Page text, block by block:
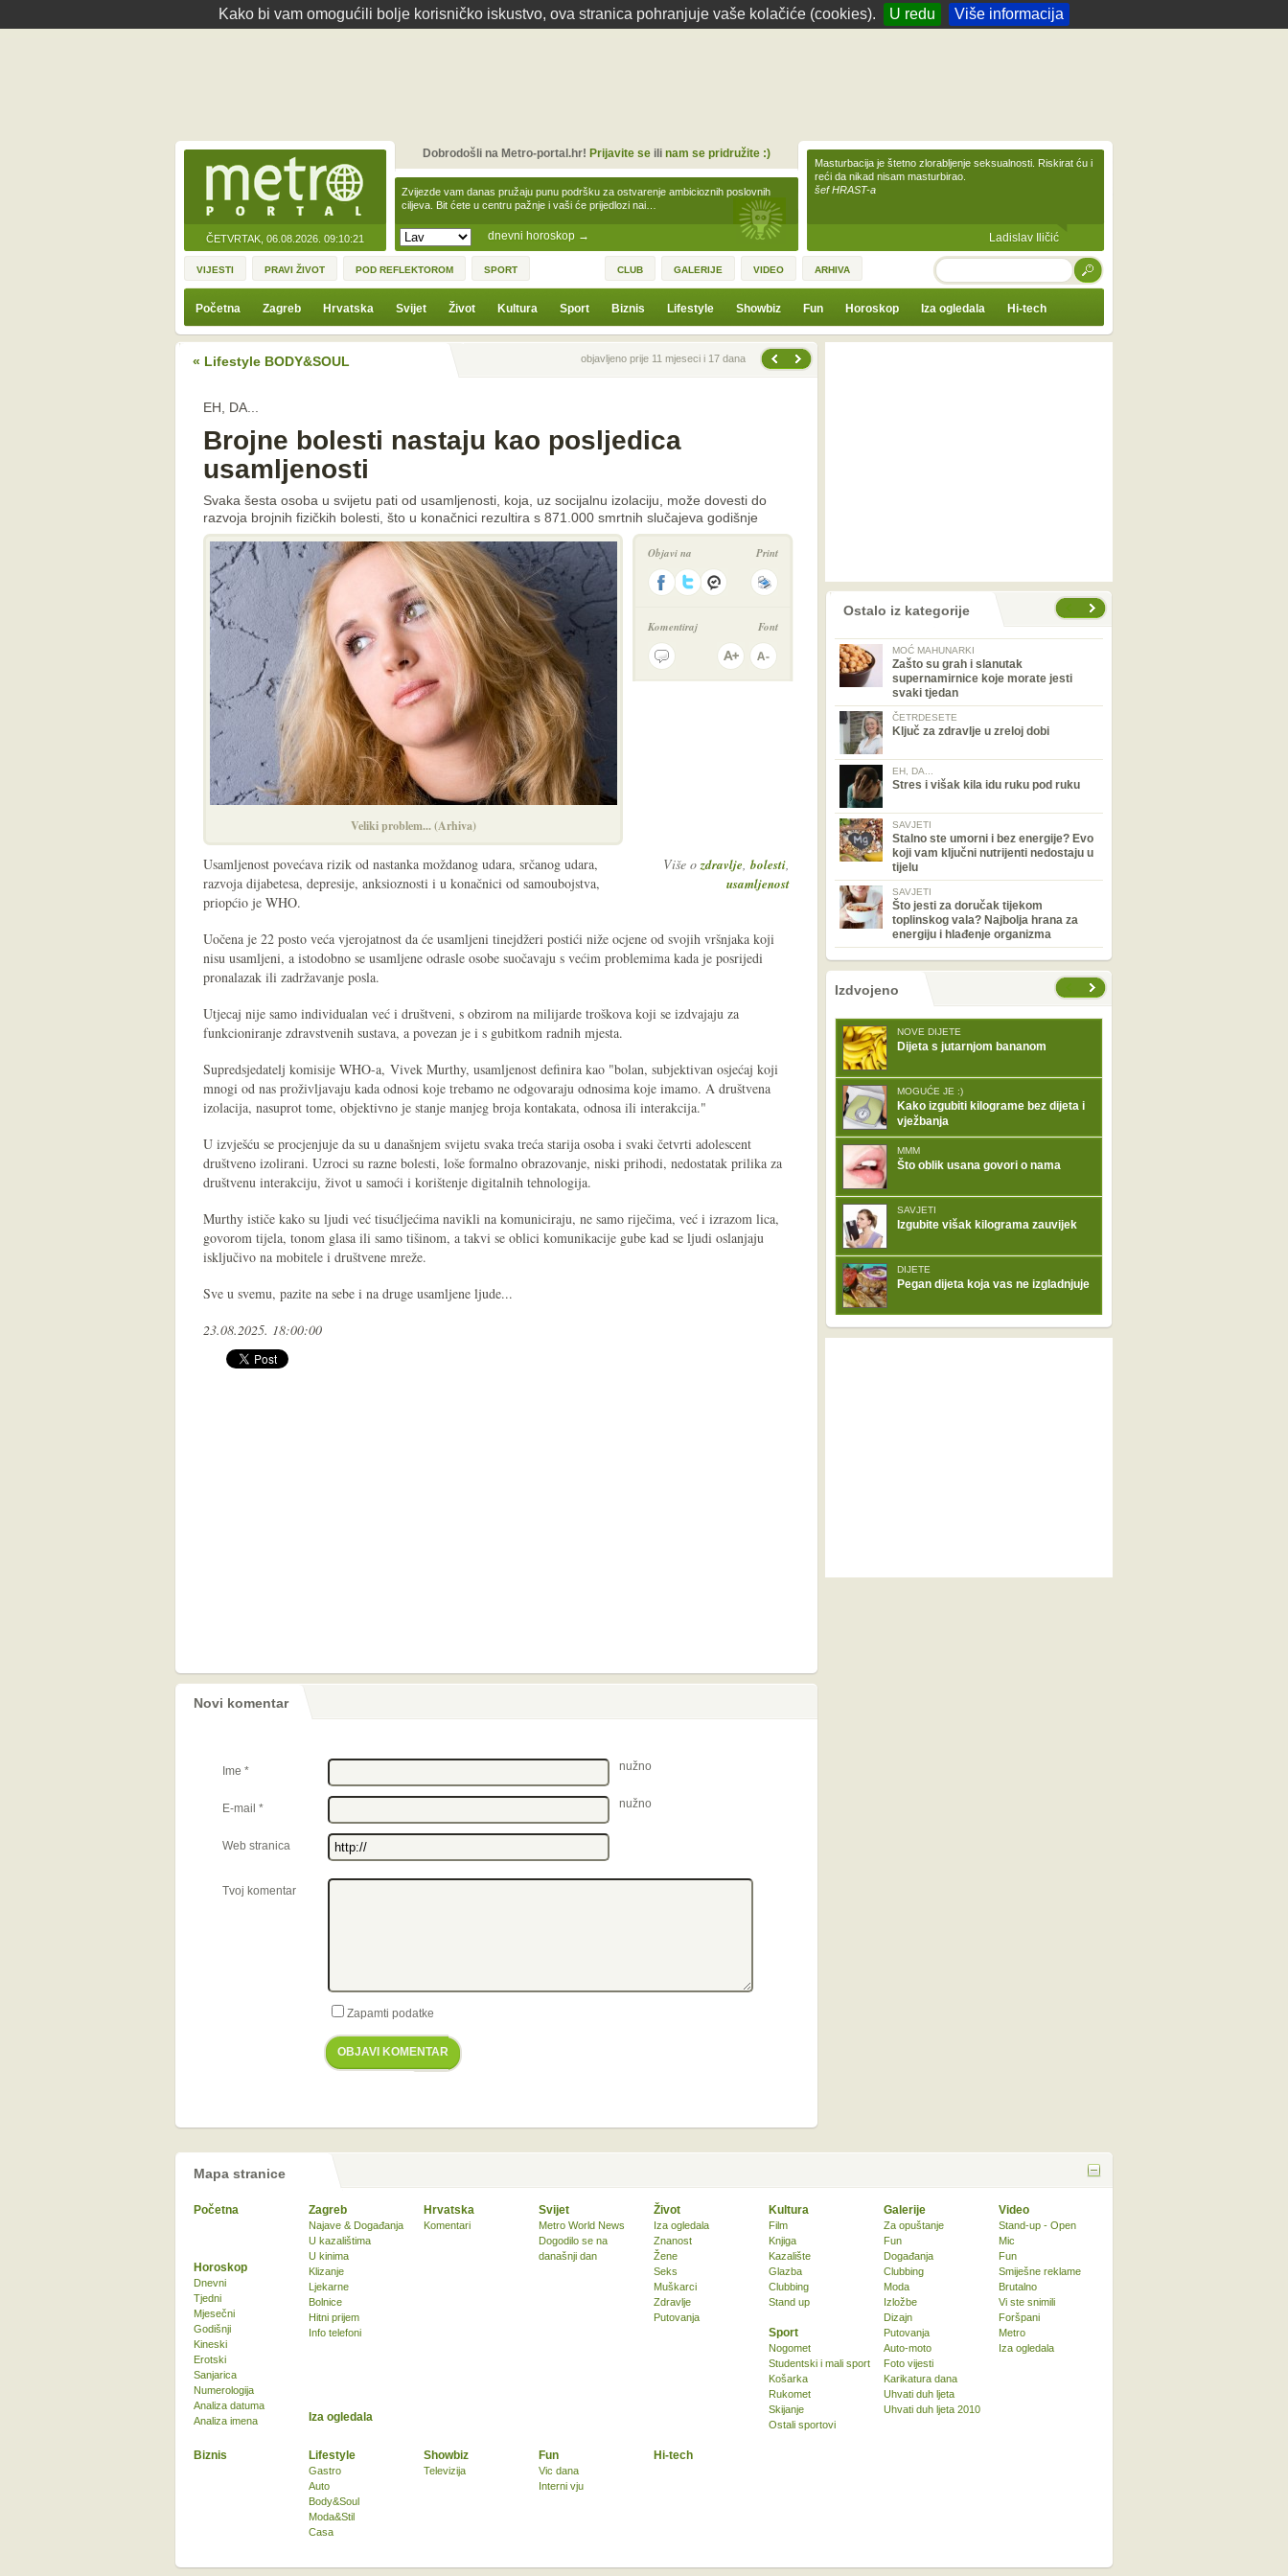
Kako bi vam omogućili bolje korisničko iskustvo, ova stranica pohranjuje vaše kolačiće (cookies). U redu Više informacija
ČETVRTAK, 06.08.2026. 09:10:21 dnevni horoskop →
Zvijezde vam danas pružaju punu podršku za ostvarenje ambicioznih poslovnih
ciljeva. Bit ćete u centru pažnje i vaši će prijedlozi nai…
Dobrodošli na Metro-portal.hr! Prijavite seili nam se pridružite :)
Masturbacija je štetno zlorabljenje seksualnosti. Riskirat ću i
reći da nikad nisam masturbirao.
šef HRAST-a
Ladislav Iličić
VIJESTI PRAVI ŽIVOT POD REFLEKTOROM SPORT CLUB GALERIJE VIDEO ARHIVA TRAŽI
Početna Zagreb Hrvatska Svijet Život Kultura Sport Biznis Lifestyle Showbiz Fun Horoskop Iza ogledala Hi-tech
« Lifestyle BODY&SOUL Prethodna vijestobjavljeno prije 11 mjeseci i 17 dana
EH, DA...
Brojne bolesti nastaju kao posljedica
usamljenosti
Svaka šesta osoba u svijetu pati od usamljenosti, koja, uz socijalnu izolaciju, može dovesti do
razvoja brojnih fizičkih bolesti, što u konačnici rezultira s 871.000 smrtnih slučajeva godišnje
Veliki problem... (Arhiva)
Objavi na Print
Komentiraj Font
Više ozdravlje, bolesti,
usamljenost
Usamljenost povećava rizik od nastanka moždanog udara, srčanog udara,
razvoja dijabetesa, depresije, anksioznosti i u konačnici od samoubojstva,
priopćio je WHO.
Uočena je 22 posto veća vjerojatnost da će usamljeni tinejdžeri postići niže ocjene od svojih vršnjaka koji
nisu usamljeni, a istodobno se usamljene odrasle osobe suočavaju s većim problemima kada je posrijedi
pronalazak ili zadržavanje posla.
Utjecaj nije samo individualan već i društveni, s obzirom na milijarde troškova koji se izdvajaju za
funkcioniranje zdravstvenih sustava, a povezan je i s gubitkom radnih mjesta.
Supredsjedatelj komisije WHO-a, Vivek Murthy, usamljenost definira kao "bolan, subjektivan osjećaj koji
mnogi od nas proživljavaju kada odnosi koje trebamo ne odgovaraju odnosima koje imamo. A društvena
izolacija, nasuprot tome, objektivno je stanje manjeg broja kontakata, odnosa ili interakcija."
U izvješću se procjenjuje da su u današnjem svijetu svaka treća starija osoba i svaki četvrti adolescent
društveno izolirani. Uzroci su razne bolesti, loše formalno obrazovanje, niski prihodi, nedostatak prilika za
društvenu interakciju, život u samoći i korištenje digitalnih tehnologija.
Murthy ističe kako su ljudi već tisućljećima navikli na komuniciraju, ne samo riječima, već i izrazom lica,
govorom tijela, tonom glasa ili samo tišinom, a takvi se oblici komunikacije gube kad se ljudi oslanjaju
isključivo na mobitele i društvene mreže.
Sve u svemu, pazite na sebe i na druge usamljene ljude...
23.08.2025. 18:00:00
Novi komentar
Ime * nužno
E-mail * nužno
Web stranica
Tvoj komentar
Zapamti podatke
OBJAVI KOMENTAR
Ostalo iz kategorije
MOĆ MAHUNARKI
Zašto su grah i slanutak
supernamirnice koje morate jesti
svaki tjedan
ČETRDESETE
Ključ za zdravlje u zreloj dobi
EH, DA...
Stres i višak kila idu ruku pod ruku
SAVJETI
Stalno ste umorni i bez energije? Evo
koji vam ključni nutrijenti nedostaju u
tijelu
SAVJETI
Što jesti za doručak tijekom
toplinskog vala? Najbolja hrana za
energiju i hlađenje organizma
nema prethodne stranice
sljedećeIzdvojeno
NOVE DIJETE
Dijeta s jutarnjom bananom
MOGUĆE JE :)
Kako izgubiti kilograme bez dijeta i
vježbanja
MMM
Što oblik usana govori o nama
SAVJETI
Izgubite višak kilograma zauvijek
DIJETE
Pegan dijeta koja vas ne izgladnjuje
Mapa stranice
Početna Zagreb
Najave & Događanja
U kazalištima
U kinima
Klizanje
Ljekarne
Bolnice
Hitni prijem
Info telefoni
Hrvatska
Komentari
Svijet
Metro World News
Dogodilo se na
današnji dan
Život
Iza ogledala
Znanost
Žene
Seks
Muškarci
Zdravlje
Putovanja
Kultura
Film
Knjiga
Kazalište
Glazba
Clubbing
Stand up
Sport
Nogomet
Studentski i mali sport
Košarka
Rukomet
Skijanje
Ostali sportovi
Biznis Lifestyle
Gastro
Auto
Body&Soul
Moda&Stil
Casa
Showbiz
Televizija
Fun
Vic dana
Interni vju
Horoskop
Dnevni
Tjedni
Mjesečni
Godišnji
Kineski
Erotski
Sanjarica
Numerologija
Analiza datuma
Analiza imena
Iza ogledala
Hi-tech
Galerije
Za opuštanje
Fun
Događanja
Clubbing
Moda
Izložbe
Dizajn
Putovanja
Auto-moto
Foto vijesti
Karikatura dana
Uhvati duh ljeta
Uhvati duh ljeta 2010
Video
Stand-up - Open
Mic
Fun
Smiješne reklame
Brutalno
Vi ste snimili
Foršpani
Metro
Iza ogledala